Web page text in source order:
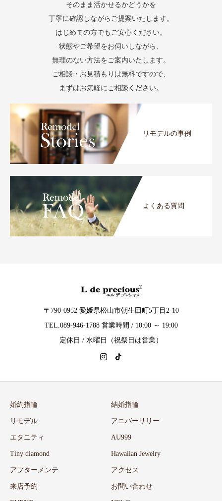
そのまま活かせるかどうかを
丁寧に確認しながらご提案いたします。
はじめての方でもご安心ください。
状態やご希望をお伺いしながら、
無理のない方法をご案内いたします。
ご相談・お見積もりは無料ですので、
まずはお気軽にご相談ください。
リモデルの事例
よくある質問
〒790-0952 愛媛県松山市朝生田町5丁目2-10
TEL.089-946-1788 営業時間 / 10:00 ～ 19:00
定休日 / 水曜日（祝祭日は営業）
婚約指輪 結婚指輪
リモデル アニバーサリー
エタニティ AU999
Tiny diamond Hawaiian Jewelry
アフターメンテ アクセス
来店予約 お問い合わせ